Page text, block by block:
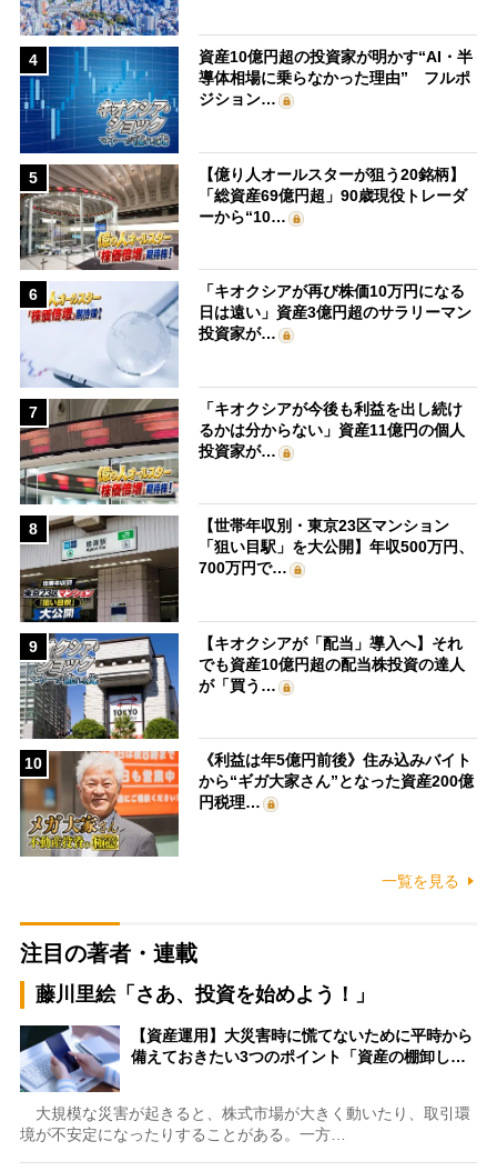
4
資産10億円超の投資家が明かす“AI・半
導体相場に乗らなかった理由” フルポ
ジション…
5
【億り人オールスターが狙う20銘柄】
「総資産69億円超」90歳現役トレーダ
ーから“10…
6
「キオクシアが再び株価10万円になる
日は遠い」資産3億円超のサラリーマン
投資家が…
7
「キオクシアが今後も利益を出し続け
るかは分からない」資産11億円の個人
投資家が…
8
【世帯年収別・東京23区マンション
「狙い目駅」を大公開】年収500万円、
700万円で…
9
【キオクシアが「配当」導入へ】それ
でも資産10億円超の配当株投資の達人
が「買う…
10
《利益は年5億円前後》住み込みバイト
から“ギガ大家さん”となった資産200億
円税理…
一覧を見る
注目の著者・連載
藤川里絵「さあ、投資を始めよう！」
【資産運用】大災害時に慌てないために平時から
備えておきたい3つのポイント「資産の棚卸し…
大規模な災害が起きると、株式市場が大きく動いたり、取引環
境が不安定になったりすることがある。一方…